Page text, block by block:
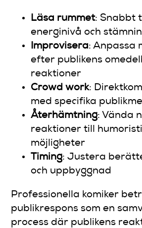
Läsa rummet: Snabbt
energinivå och
Improvisera: Anpassa
efter publikens
reaktioner
Crowd work:
med specifika
Återhämtning: Vända
reaktioner till
möjligheter
Timing: Justera
och uppbyggnad
Professionella komiker
publikrespons som en
process där publikens